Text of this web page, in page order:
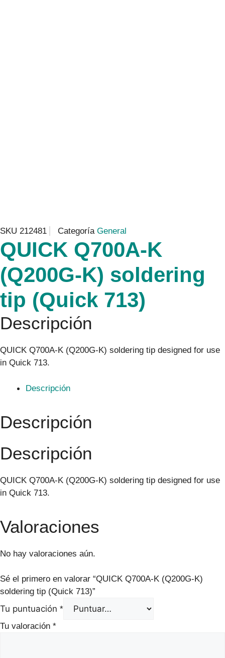
SKU 212481 Categoría General
QUICK Q700A-K
(Q200G-K) soldering
tip (Quick 713)
Descripción
QUICK Q700A-K (Q200G-K) soldering tip designed for use
in Quick 713.
Descripción
Descripción
Descripción
QUICK Q700A-K (Q200G-K) soldering tip designed for use
in Quick 713.
Valoraciones
No hay valoraciones aún.
Sé el primero en valorar “QUICK Q700A-K (Q200G-K)
soldering tip (Quick 713)”
Tu puntuación *
Tu valoración *